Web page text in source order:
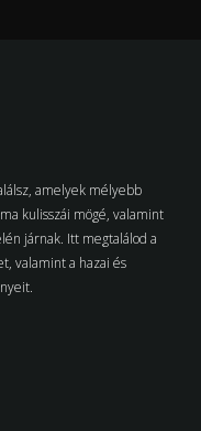
amelyek mélyebb
kulisszái mögé, valamint
járnak. Itt megtalálod a
valamint a hazai és